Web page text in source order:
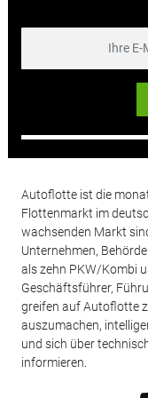
Autoflotte ist die
Flottenmarkt im
wachsenden Markt
Unternehmen,
als zehn PKW/Kombi
Geschäftsführer,
greifen auf Autoflotte
auszumachen,
und sich über
informieren.